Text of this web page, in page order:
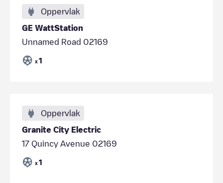
Oppervlak
GE WattStation
Unnamed Road 02169
x 1
Oppervlak
Granite City Electric
17 Quincy Avenue 02169
x 1